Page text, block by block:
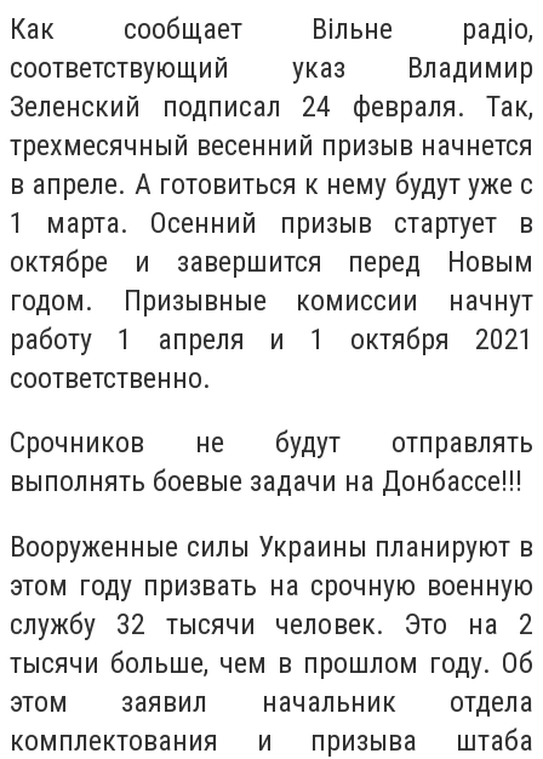
Как сообщает Вільне радіо,
соответствующий указ Владимир
Зеленский подписал 24 февраля. Так,
трехмесячный весенний призыв начнется
в апреле. А готовиться к нему будут уже с
1 марта. Осенний призыв стартует в
октябре и завершится перед Новым
годом. Призывные комиссии начнут
работу 1 апреля и 1 октября 2021
соответственно.
Срочников не будут отправлять
выполнять боевые задачи на Донбассе!!!
Вооруженные силы Украины планируют в
этом году призвать на срочную военную
службу 32 тысячи человек. Это на 2
тысячи больше, чем в прошлом году. Об
этом заявил начальник отдела
комплектования и призыва штаба